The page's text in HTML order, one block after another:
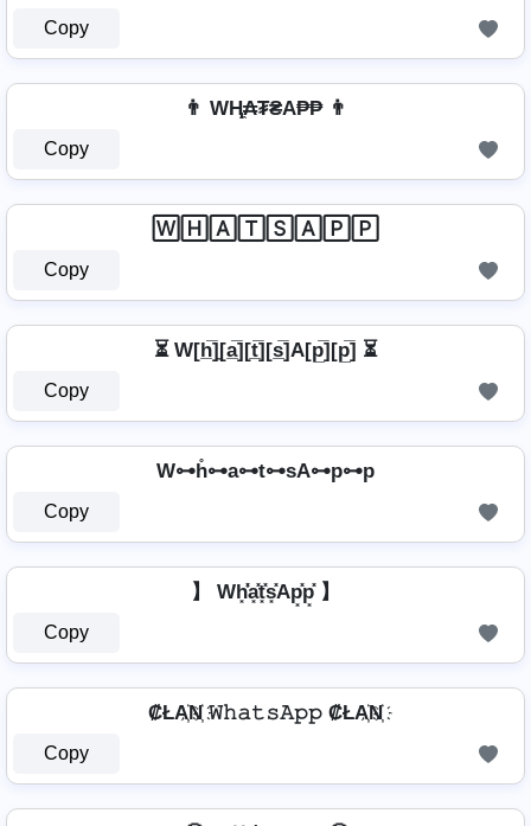
Copy
👨 WⱧ̼₳₮₴A₱₱ 👨
Copy
🅆🄷🄰🅃🅂🄰🄿🄿
Copy
⏳ W[h̲̅]̼[a̲̅][t̲̅][s̲̅]A[p̲̅][p̲̅] ⏳
Copy
W⊶h̊⊶a⊶t⊶sA⊶p⊶p
Copy
】 Wh͓̽̾a͓̽t͓̽s͓̽Ap͓̽p͓̽ 】
Copy
₡ŁA҉N҉ 𝚆𝚑𝚊𝚝𝚜𝙰𝚙𝚙 ₡ŁA҉N҉
Copy